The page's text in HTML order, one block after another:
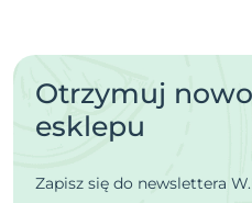
Otrzymuj
esklepu
Zapisz się do newslettera